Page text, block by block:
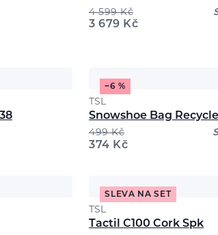
4 599Kč
3 679 Kč
−6 %
TSL
Snowshoe Bag
499Kč
374 Kč
SLEVA NA SET
TSL
Tactil C100 Cork Spk